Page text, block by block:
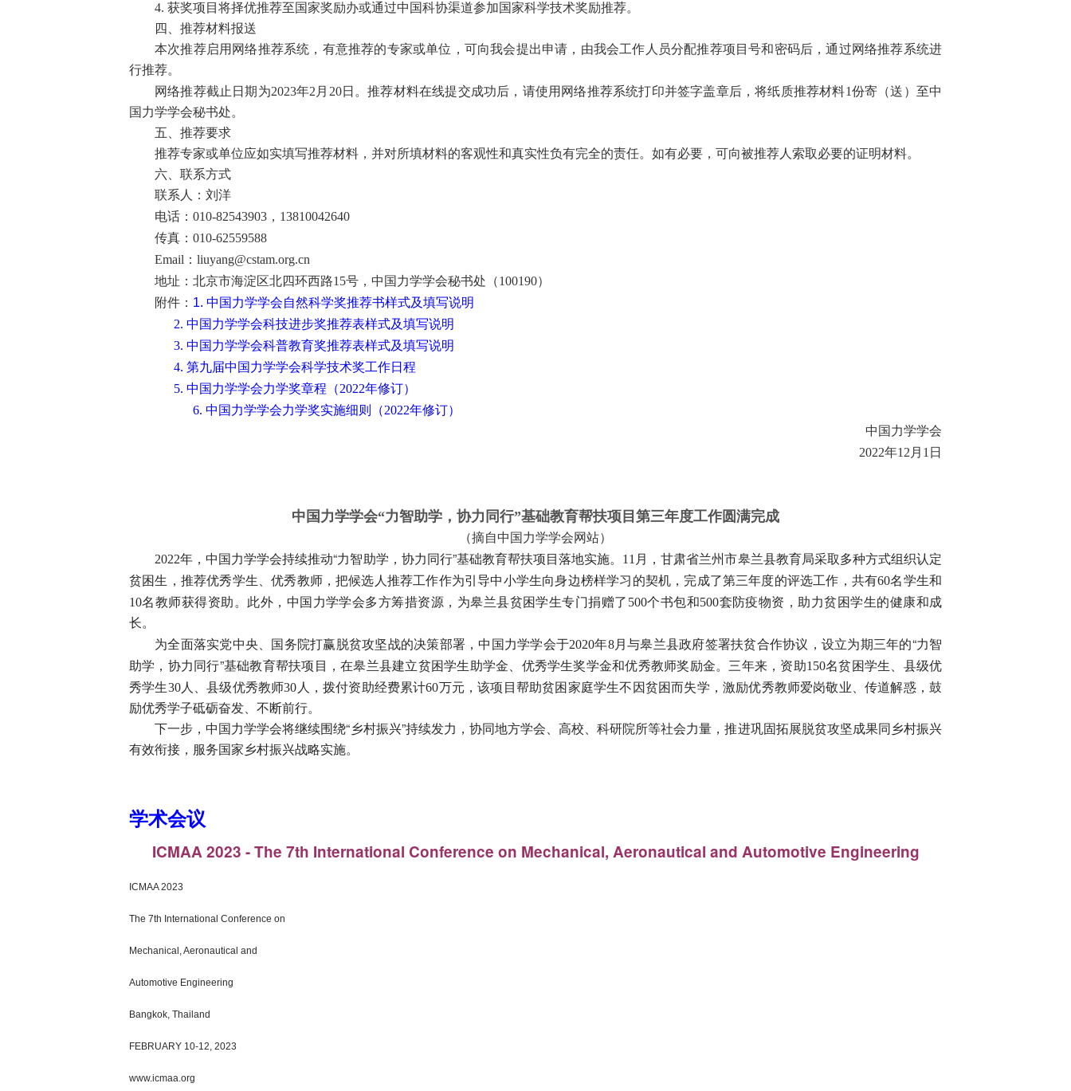
4. 获奖项目将择优推荐至国家奖励办或通过中国科协渠道参加国家科学技术奖励推荐。
四、推荐材料报送
本次推荐启用网络推荐系统，有意推荐的专家或单位，可向我会提出申请，由我会工作人员分配推荐项目号和密码后，通过网络推荐系统进
行推荐。
网络推荐截止日期为2023年2月 20日。推荐材料在线提交成功后，请使用网络推荐系统打印并签字盖章后，将纸质推荐材料1份寄（送）至中
国力学学会秘书处。
五、推荐要求
推荐专家或单位应如实填写推荐材料，并对所填材料的客观性和真实性负有完全的责任。如有必要，可向被推荐人索取必要的证明材料。
六、联系方式
联系人：刘洋
电话： 010-82543903 ， 13810042640
传真： 010-62559588
Email ： liuyang@cstam.org.cn
地址：北京市海淀区北四环西路15号，中国力学学会秘书处（100190）
附件： 1. 中国力学学会自然科学奖推荐书样式及填写说明
2. 中国力学学会科技进步奖推荐表样式及填写说明
3. 中国力学学会科普教育奖推荐表样式及填写说明
4. 第九届中国力学学会科学技术奖工作日程
5. 中国力学学会力学奖章程（2022年修订）
6. 中国力学学会力学奖实施细则（2022年修订）
中国力学学会
2022年12月 1 日
中国力学学会“力智助学，协力同行”基础教育帮扶项目第三年度工作圆满完成
（摘自中国力学学会网站）
2022年，中国力学学会持续推动“力智助学，协力同行”基础教育帮扶项目落地实施。 11 月，甘肃省兰州市皋兰县教育局采取多种方式组织认定
贫困生，推荐优秀学生、优秀教师，把候选人推荐工作作为引导中小学生向身边榜样学习的契机，完成了第三年度的评选工作，共有60名学生和
10名教师获得资助。此外，中国力学学会多方筹措资源，为皋兰县贫困学生专门捐赠了 500个书包和500套防疫物资，助力贫困学生的健康和成
长。
为全面落实党中央、国务院打赢脱贫攻坚战的决策部署，中国力学学会于2020年8月与皋兰县政府签署扶贫合作协议，设立为期三年的“力智
助学，协力同行”基础教育帮扶项目，在皋兰县建立贫困学生助学金、优秀学生奖学金和优秀教师奖励金。三年来，资助150名贫困学生、县级优
秀学生30人、县级优秀教师30人，拨付资助经费累计60万元，该项目帮助贫困家庭学生不因贫困而失学，激励优秀教师爱岗敬业、传道解惑，鼓
励优秀学子砥砺奋发、不断前行。
下一步，中国力学学会将继续围绕“乡村振兴”持续发力，协同地方学会、高校、科研院所等社会力量，推进巩固拓展脱贫攻坚成果同乡村振兴
有效衔接，服务国家乡村振兴战略实施。
学术会议
ICMAA 2023 - The 7th International Conference on Mechanical, Aeronautical and Automotive Engineering
ICMAA 2023
The 7th International Conference on
Mechanical, Aeronautical and
Automotive Engineering
Bangkok, Thailand
FEBRUARY 10-12, 2023
www.icmaa.org